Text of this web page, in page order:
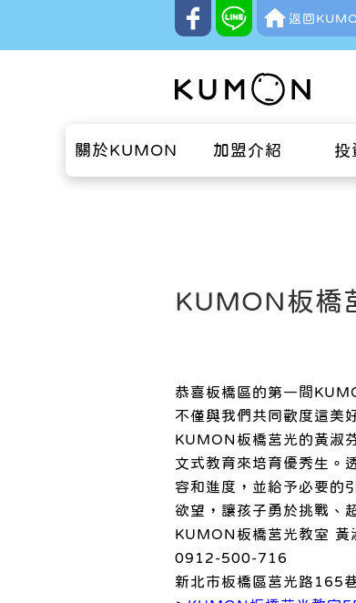
返回
關於KUMON 加盟介紹 投
KUMON板橋
恭喜板橋區的第一間
不僅與我們共同歡度這美
KUMON板橋莒光的黃淑
文式教育來培育優秀生。
容和進度，並給予必要的
欲望，讓孩子勇於挑戰、
KUMON板橋莒光教室 黃
0912-500-716
新北市板橋區莒光路165